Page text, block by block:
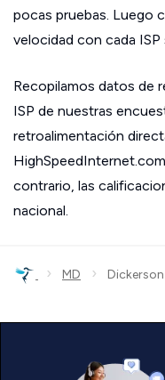
pocas pruebas. Luego
velocidad con cada
Recopilamos datos de
ISP de nuestras
retroalimentación
contrario, las
nacional.
› MD › Dickerson